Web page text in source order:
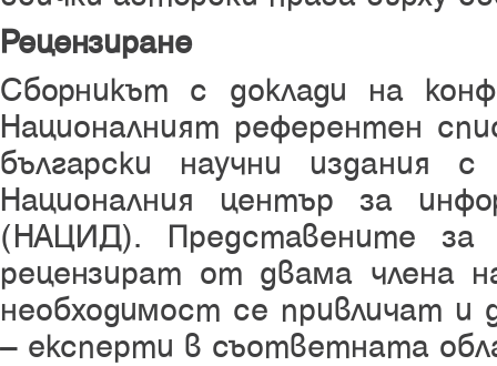
Рецензиране
Сборникът с доклади на
Националният референтен
български научни издания
Националния център за
(НАЦИД). Представените за
рецензират от двама члена
необходимост се привличат и
– експерти в съответната